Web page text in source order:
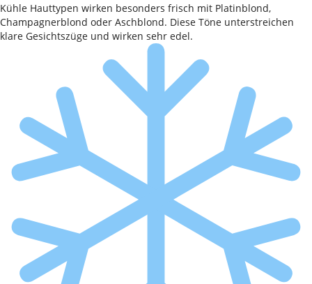
Kühle Hauttypen wirken besonders frisch mit Platinblond,
Champagnerblond oder Aschblond. Diese Töne unterstreichen
klare Gesichtszüge und wirken sehr edel.